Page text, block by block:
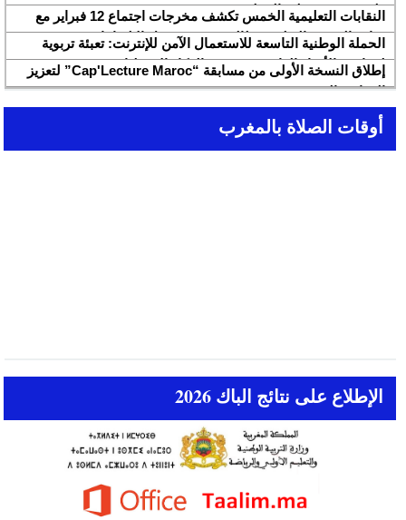
ولجنة تفتيش على الخط
النقابات التعليمية الخمس تكشف مخرجات اجتماع 12 فبراير مع
وزارة التربية والتعليم وتطالب بتسريع تنزيل الالتزامات
الحملة الوطنية التاسعة للاستعمال الآمن للإنترنت: تعبئة تربوية
لمواجهة الأخبار الزائفة في عصر الذكاء الاصطناعي
إطلاق النسخة الأولى من مسابقة “Cap'Lecture Maroc” لتعزيز
القراءة بالفرنسية سنة 2026
أوقات الصلاة بالمغرب
الإطلاع على نتائج الباك 2026